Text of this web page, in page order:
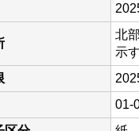
北
示
01-